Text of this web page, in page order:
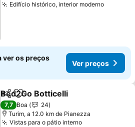
Edifício histórico, interior moderno
ver os preços
Ver preços
PartilharAdicionar aos favoritos
Bed2Go Botticelli
7,7 Boa
24
Turim, a 12.0 km de Pianezza
Vistas para o pátio interno